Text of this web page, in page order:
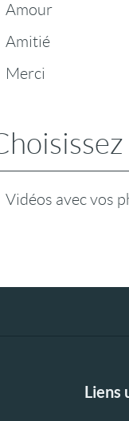
Amour
Amitié
Merci
Vidéos avec vos
Liens